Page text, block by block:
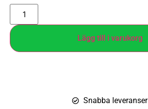
Lägg till i varukorg
Snabba leveranser